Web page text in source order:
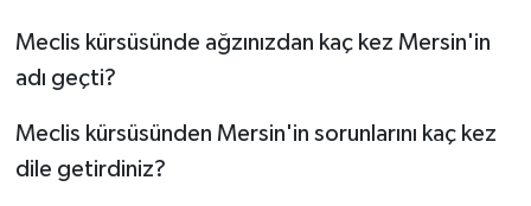
Meclis kürsüsünde ağzınızdan kaç kez Mersin'in
adı geçti?
Meclis kürsüsünden Mersin'in sorunlarını kaç kez
dile getirdiniz?